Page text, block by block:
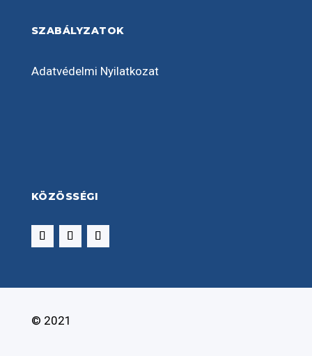
SZABÁLYZATOK
Adatvédelmi Nyilatkozat
KÖZÖSSÉGI
© 2021